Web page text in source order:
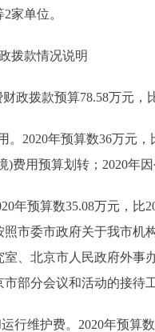
家单位。
款情况说明
拨款预算78.58万元，
2020年预算数36万元，
)费用预算划转；2020年
预算数35.08万元，比
市委市政府关于我市机
室、北京市人民政府外事
部分会议和活动的接待
维护费。2020年预算数